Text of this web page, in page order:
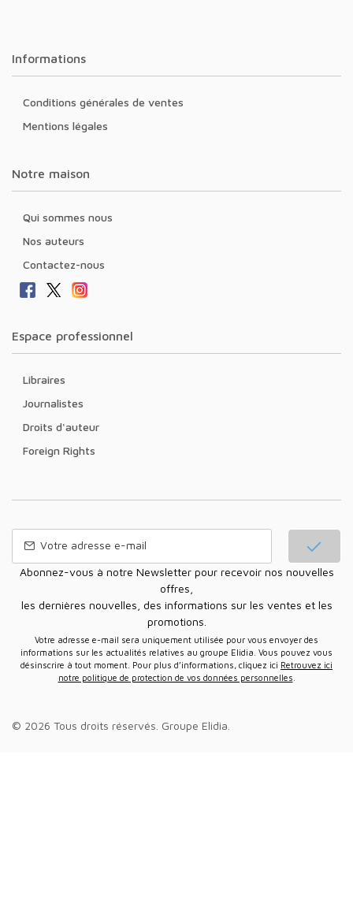
Informations
Conditions générales de ventes
Mentions légales
Notre maison
Qui sommes nous
Nos auteurs
Contactez-nous
Espace professionnel
Libraires
Journalistes
Droits d'auteur
Foreign Rights
Abonnez-vous à notre Newsletter pour recevoir nos nouvelles
offres,
les dernières nouvelles, des informations sur les ventes et les
promotions.
Votre adresse e-mail sera uniquement utilisée pour vous envoyer des
informations sur les actualités relatives au groupe Elidia. Vous pouvez vous
désinscrire à tout moment. Pour plus d’informations, cliquez ici Retrouvez ici
notre politique de protection de vos données personnelles
© 2026 Tous droits réservés. Groupe Elidia